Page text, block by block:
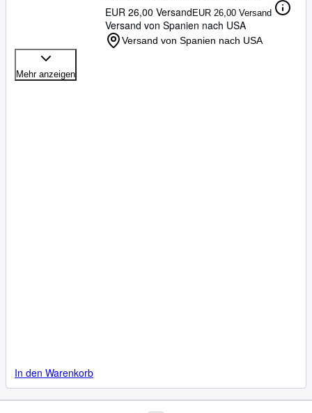
EUR 26,00 VersandEUR 26,00 Versand
Versand von Spanien nach USA
Versand von Spanien nach USA
Mehr anzeigen
In den Warenkorb